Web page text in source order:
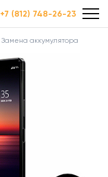
+7 (812) 748-26-23
Замена аккумулятора